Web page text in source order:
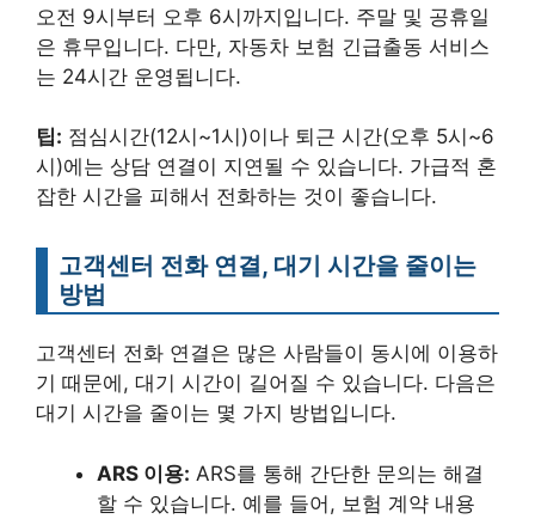
오전 9시부터 오후 6시까지입니다. 주말 및 공휴일
은 휴무입니다. 다만, 자동차 보험 긴급출동 서비스
는 24시간 운영됩니다.
팁: 점심시간(12시~1시)이나 퇴근 시간(오후 5시~6
시)에는 상담 연결이 지연될 수 있습니다. 가급적 혼
잡한 시간을 피해서 전화하는 것이 좋습니다.
고객센터 전화 연결, 대기 시간을 줄이는
방법
고객센터 전화 연결은 많은 사람들이 동시에 이용하
기 때문에, 대기 시간이 길어질 수 있습니다. 다음은
대기 시간을 줄이는 몇 가지 방법입니다.
ARS 이용: ARS를 통해 간단한 문의는 해결
할 수 있습니다. 예를 들어, 보험 계약 내용